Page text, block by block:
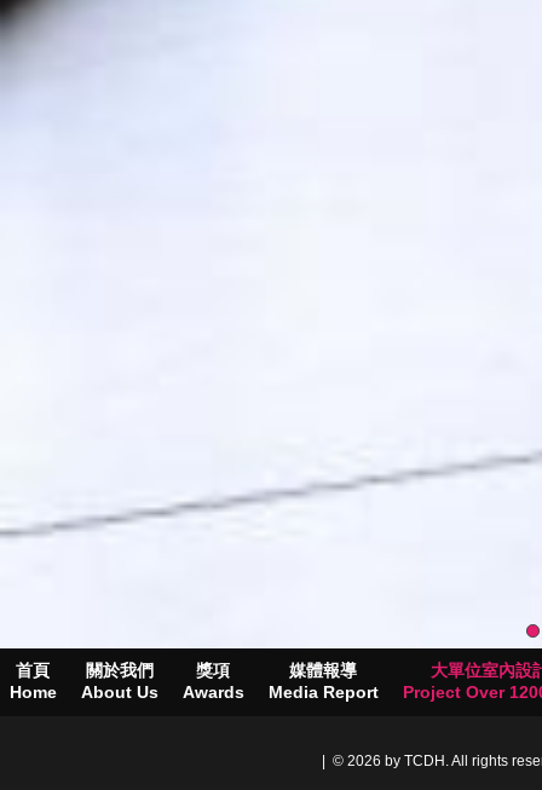
首頁
Home
關於我們
About Us
獎項
Awards
媒體報導
Media Report
大單位室內設
Project Over
| © 2026 by TCDH. All rights